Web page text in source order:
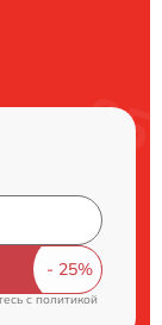
cполитикой